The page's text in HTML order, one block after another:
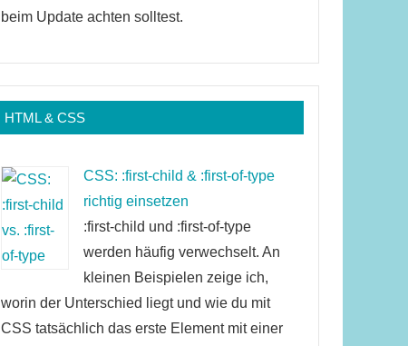
beim Update achten solltest.
HTML & CSS
CSS: :first-child & :first-of-type
richtig einsetzen
:first-child und :first-of-type
werden häufig verwechselt. An
kleinen Beispielen zeige ich,
worin der Unterschied liegt und wie du mit
CSS tatsächlich das erste Element mit einer